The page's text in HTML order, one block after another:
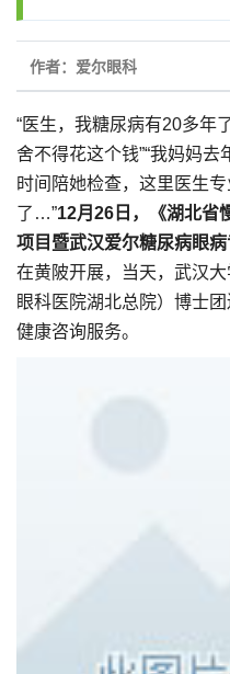
作者：爱尔眼科
“医生，我糖尿病有20多年
舍不得花这个钱”“我妈妈
时间陪她检查，这里医生
了…”12月26日，
《湖北
项目暨武汉爱尔糖尿病眼病
在黄陂开展，当天，武汉
眼科医院湖北总院）博士
健康咨询服务。